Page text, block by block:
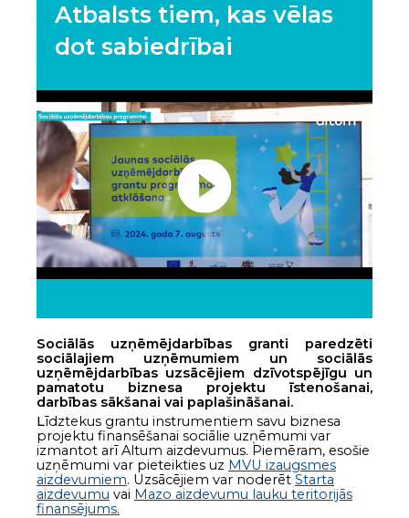
Atbalsts tiem, kas vēlas
dot sabiedrībai
Sociālās uzņēmējdarbības granti paredzēti
sociālajiem uzņēmumiem un sociālās
uzņēmējdarbības uzsācējiem dzīvotspējīgu un
pamatotu biznesa projektu īstenošanai,
darbības sākšanai vai paplašināšanai.
Līdztekus grantu instrumentiem savu biznesa
projektu finansēšanai sociālie uzņēmumi var
izmantot arī Altum aizdevumus. Piemēram, esošie
uzņēmumi var pieteikties uz MVU izaugsmes
aizdevumiem. Uzsācējiem var noderēt Starta
aizdevumu vai Mazo aizdevumu lauku teritorijās
finansējums.